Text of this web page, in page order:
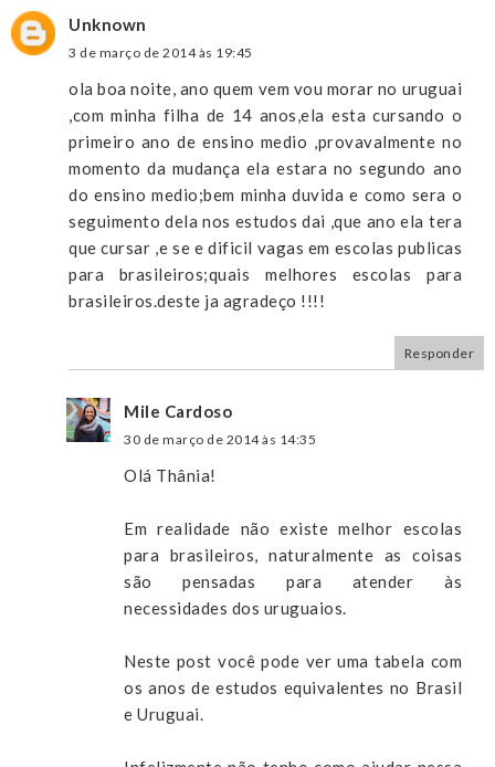
Unknown
3 de março de 2014 às 19:45
ola boa noite, ano quem vem vou morar no uruguai
,com minha filha de 14 anos,ela esta cursando o
primeiro ano de ensino medio ,provavalmente no
momento da mudança ela estara no segundo ano
do ensino medio;bem minha duvida e como sera o
seguimento dela nos estudos dai ,que ano ela tera
que cursar ,e se e dificil vagas em escolas publicas
para brasileiros;quais melhores escolas para
brasileiros.deste ja agradeço !!!!
Responder
Mile Cardoso
30 de março de 2014 às 14:35
Olá Thânia!
Em realidade não existe melhor escolas
para brasileiros, naturalmente as coisas
são pensadas para atender às
necessidades dos uruguaios.
Neste post você pode ver uma tabela com
os anos de estudos equivalentes no Brasil
e Uruguai.